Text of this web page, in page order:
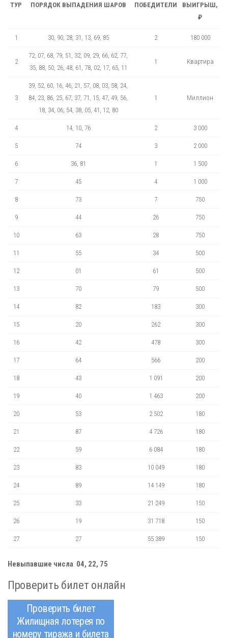
ТУР ПОРЯДОК ВЫПАДЕНИЯ ШАРОВ ПОБЕДИТЕЛИ
ВЫИГРЫШ,
₽
1 30, 90, 28, 31, 13, 69, 85 2 180 000
2
72, 07, 68, 79, 51, 32, 09, 29, 66, 62, 77,
35, 88, 50, 26, 48, 61, 78, 02, 17, 65, 11
1 Квартира
3
39, 52, 60, 16, 46, 21, 57, 08, 03, 58, 24,
84, 23, 86, 25, 67, 37, 71, 15, 47, 49, 56,
18, 34, 06, 54, 38, 05, 41, 12, 80
1 Миллион
4 14, 10, 76 2 3 000
5 74 3 2 000
6 36, 81 1 1 500
7 45 4 1 000
8 73 7 750
9 44 26 750
10 63 28 750
11 55 34 500
12 01 61 500
13 70 79 500
14 82 183 300
15 20 262 300
16 42 478 300
17 64 566 200
18 43 1 091 200
19 40 1 463 200
20 53 2 502 180
21 87 4 726 180
22 59 6 084 180
23 83 10 049 180
24 89 14 149 180
25 33 21 249 150
26 19 31 718 150
27 27 55 389 150
Невыпавшие числа: 04, 22, 75
Проверить билет онлайн
Проверить билет
Жилищная лотерея по
номеру тиража и билета